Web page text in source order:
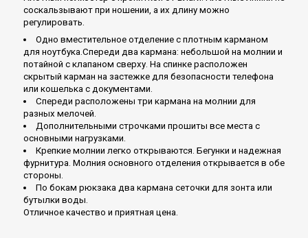
соскальзывают при ношении, а их длину можно
регулировать.
Одно вместительное отделение с плотным карманом
для ноутбука.Спереди два кармана: небольшой на молнии и
потайной с клапаном сверху. На спинке расположен
скрытый карман на застежке для безопасности телефона
или кошелька с документами.
Спереди расположены три кармана на молнии для
разных мелочей.
Дополнительными строчками прошиты все места с
основными нагрузками.
Крепкие молнии легко открываются. Бегунки и надежная
фурнитура. Молния основного отделения открывается в обе
стороны.
По бокам рюкзака два кармана сеточки для зонта или
бутылки воды.
Отличное качество и приятная цена.